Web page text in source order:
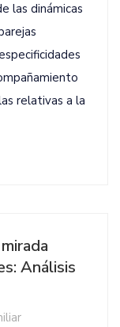
las dinámicas
relativas a la
Análisis